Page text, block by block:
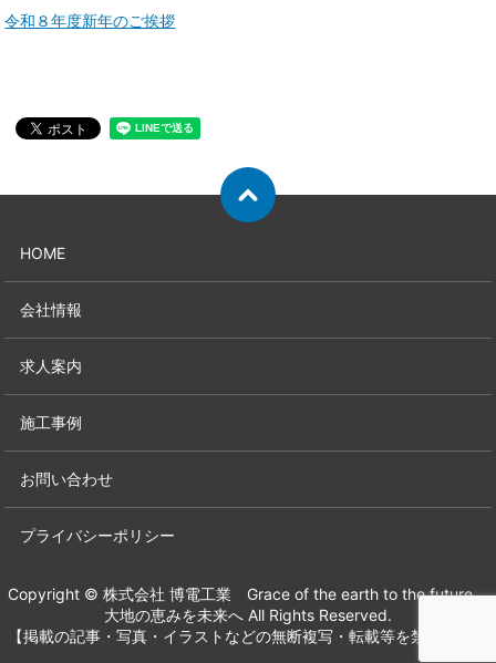
令和８年度新年のご挨拶
HOME
会社情報
求人案内
施工事例
お問い合わせ
プライバシーポリシー
Copyright © 株式会社 博電工業 Grace of the earth to the future
大地の恵みを未来へ All Rights Reserved.
【掲載の記事・写真・イラストなどの無断複写・転載等を禁じます】